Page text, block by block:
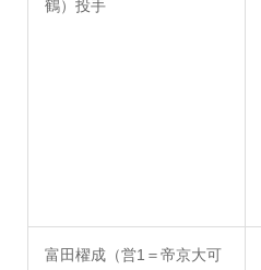
鶴）投手
富田櫂成（営1＝帝京大可